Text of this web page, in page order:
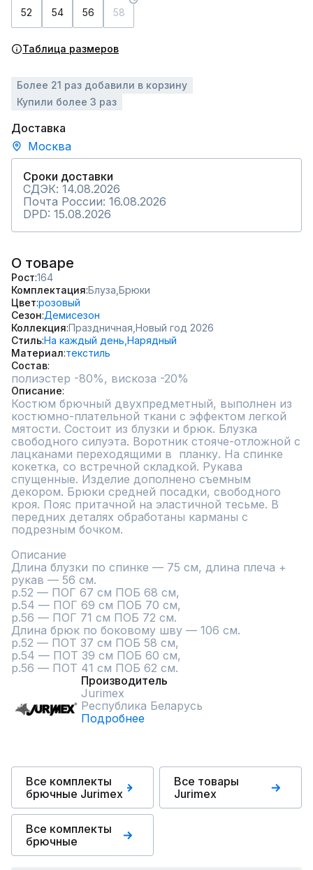
52 54 56 58
Таблица размеров
Более 21 раз добавили в корзину
Купили более 3 раз
Доставка
Москва
Сроки доставки
СДЭК: 14.08.2026
Почта России: 16.08.2026
DPD: 15.08.2026
О товаре
Рост 164
Комплектация Блуза, Брюки
Цвет розовый
Сезон Демисезон
Коллекция Праздничная, Новый год 2026
СтильНа каждый день, Нарядный
Материал текстиль
Состав
полиэстер -80%, вискоза -20%
Описание
Костюм брючный двухпредметный, выполнен из
костюмно-плательной ткани с эффектом легкой
мятости. Состоит из блузки и брюк. Блузка
свободного силуэта. Воротник стояче-отложной с
лацканами переходящими в  планку. На спинке
кокетка, со встречной складкой. Рукава
спущенные. Изделие дополнено съемным
декором. Брюки средней посадки, свободного
кроя. Пояс притачной на эластичной тесьме. В
передних деталях обработаны карманы с
подрезным бочком.
Описание
Длина блузки по спинке — 75 см, длина плеча +
рукав — 56 см.
р.52 — ПОГ 67 см ПОБ 68 см,
р.54 — ПОГ 69 см ПОБ 70 см,
р.56 — ПОГ 71 см ПОБ 72 см.
Длина брюк по боковому шву — 106 см.
р.52 — ПОТ 37 см ПОБ 58 см,
р.54 — ПОТ 39 см ПОБ 60 см,
р.56 — ПОТ 41 см ПОБ 62 см.
Производитель
Jurimex
Республика Беларусь
Подробнее
Все комплекты
брючные Jurimex
Все товары
Jurimex
Все комплекты
брючные